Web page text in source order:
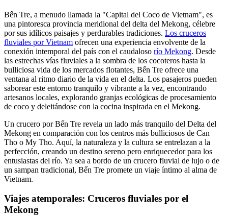
Bến Tre, a menudo llamada la "Capital del Coco de Vietnam", es
una pintoresca provincia meridional del delta del Mekong, célebre
por sus idílicos paisajes y perdurables tradiciones. Los cruceros
fluviales por Vietnam ofrecen una experiencia envolvente de la
conexión intemporal del país con el caudaloso río Mekong. Desde
las estrechas vías fluviales a la sombra de los cocoteros hasta la
bulliciosa vida de los mercados flotantes, Bến Tre ofrece una
ventana al ritmo diario de la vida en el delta. Los pasajeros pueden
saborear este entorno tranquilo y vibrante a la vez, encontrando
artesanos locales, explorando granjas ecológicas de procesamiento
de coco y deleitándose con la cocina inspirada en el Mekong.
Un crucero por Bến Tre revela un lado más tranquilo del Delta del
Mekong en comparación con los centros más bulliciosos de Can
Tho o My Tho. Aquí, la naturaleza y la cultura se entrelazan a la
perfección, creando un destino sereno pero enriquecedor para los
entusiastas del río. Ya sea a bordo de un crucero fluvial de lujo o de
un sampan tradicional, Bến Tre promete un viaje íntimo al alma de
Vietnam.
Viajes atemporales: Cruceros fluviales por el
Mekong